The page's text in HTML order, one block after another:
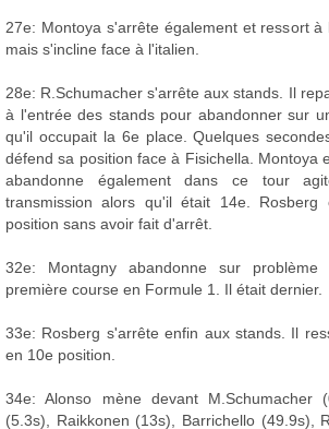
27e: Montoya s'arrête également et ressort à
mais s'incline face à l'italien.
28e: R.Schumacher s'arrête aux stands. Il
à l'entrée des stands pour abandonner sur
qu'il occupait la 6e place. Quelques
défend sa position face à Fisichella. Montoya
abandonne également dans ce tour
transmission alors qu'il était 14e.
position sans avoir fait d'arrêt.
32e: Montagny abandonne sur problème
première course en Formule 1. Il était dernier.
33e: Rosberg s'arrête enfin aux stands. Il
en 10e position.
34e: Alonso mène devant M.Schumacher
(5.3s), Raikkonen (13s), Barrichello (49.9s),